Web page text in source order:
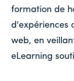
formation de
d'expériences
web, en
eLearning